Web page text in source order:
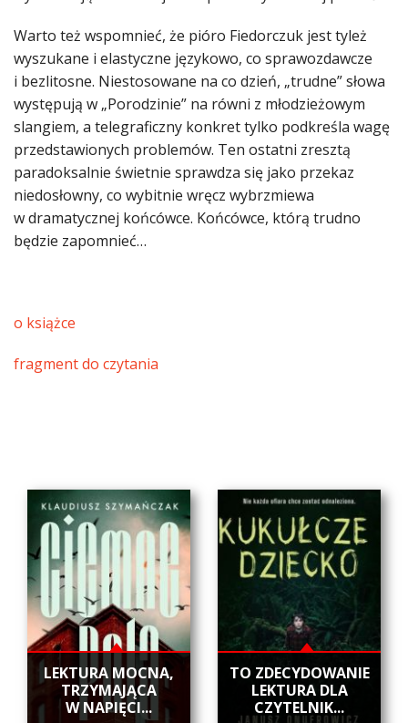
Warto też wspomnieć, że pióro Fiedorczuk jest tyleż
wyszukane i elastyczne językowo, co sprawozdawcze
i bezlitosne. Niestosowane na co dzień, „trudne” słowa
występują w „Porodzinie” na równi z młodzieżowym
slangiem, a telegraficzny konkret tylko podkreśla wagę
przedstawionych problemów. Ten ostatni zresztą
paradoksalnie świetnie sprawdza się jako przekaz
niedosłowny, co wybitnie wręcz wybrzmiewa
w dramatycznej końcówce. Końcówce, którą trudno
będzie zapomnieć…
o książce
fragment do czytania
​LEKTURA MOCNA,
TRZYMAJĄCA
W NAPIĘCI...
​TO ZDECYDOWANIE
LEKTURA DLA
CZYTELNIK...